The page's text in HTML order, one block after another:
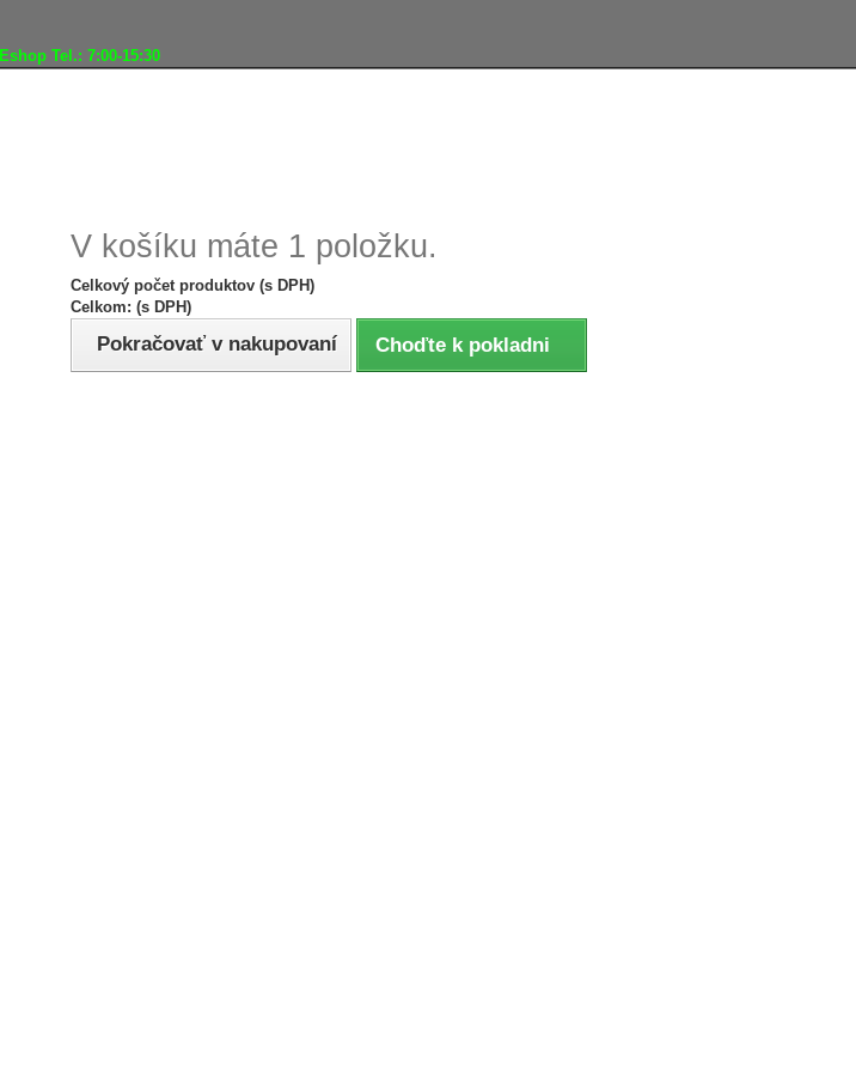
Eshop Tel.: 7:00-15:30
V košíku máte 1 položku.
Celkový počet produktov (s DPH)
Celkom: (s DPH)
Pokračovať v nakupovaní Choďte k pokladni